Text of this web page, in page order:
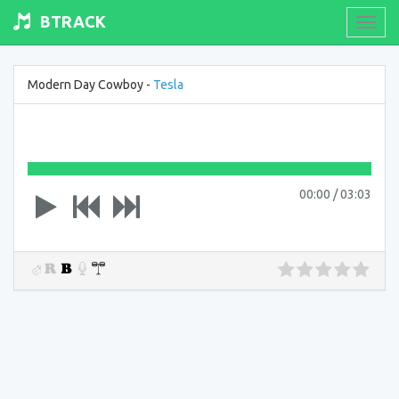
BTRACK
Modern Day Cowboy - Tesla
00:00 /03:03